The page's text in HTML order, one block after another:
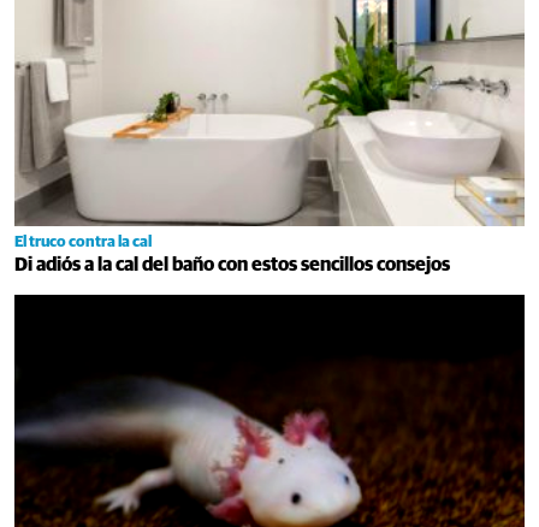
El truco contra la cal
Di adiós a la cal del baño con estos sencillos consejos